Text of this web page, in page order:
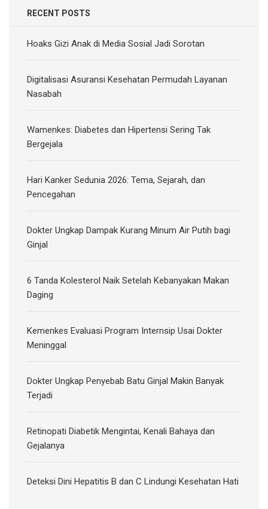
RECENT POSTS
Hoaks Gizi Anak di Media Sosial Jadi Sorotan
Digitalisasi Asuransi Kesehatan Permudah Layanan
Nasabah
Wamenkes: Diabetes dan Hipertensi Sering Tak
Bergejala
Hari Kanker Sedunia 2026: Tema, Sejarah, dan
Pencegahan
Dokter Ungkap Dampak Kurang Minum Air Putih bagi
Ginjal
6 Tanda Kolesterol Naik Setelah Kebanyakan Makan
Daging
Kemenkes Evaluasi Program Internsip Usai Dokter
Meninggal
Dokter Ungkap Penyebab Batu Ginjal Makin Banyak
Terjadi
Retinopati Diabetik Mengintai, Kenali Bahaya dan
Gejalanya
Deteksi Dini Hepatitis B dan C Lindungi Kesehatan Hati